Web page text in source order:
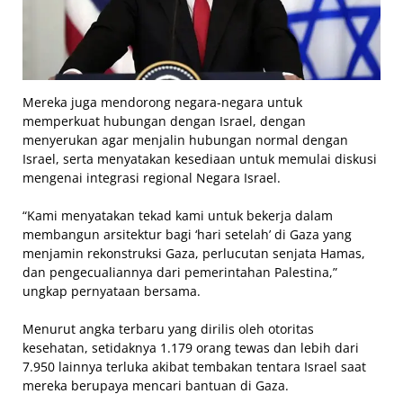
Mereka juga mendorong negara-negara untuk
memperkuat hubungan dengan Israel, dengan
menyerukan agar menjalin hubungan normal dengan
Israel, serta menyatakan kesediaan untuk memulai diskusi
mengenai integrasi regional Negara Israel.
“Kami menyatakan tekad kami untuk bekerja dalam
membangun arsitektur bagi ‘hari setelah’ di Gaza yang
menjamin rekonstruksi Gaza, perlucutan senjata Hamas,
dan pengecualiannya dari pemerintahan Palestina,”
ungkap pernyataan bersama.
Menurut angka terbaru yang dirilis oleh otoritas
kesehatan, setidaknya 1.179 orang tewas dan lebih dari
7.950 lainnya terluka akibat tembakan tentara Israel saat
mereka berupaya mencari bantuan di Gaza.